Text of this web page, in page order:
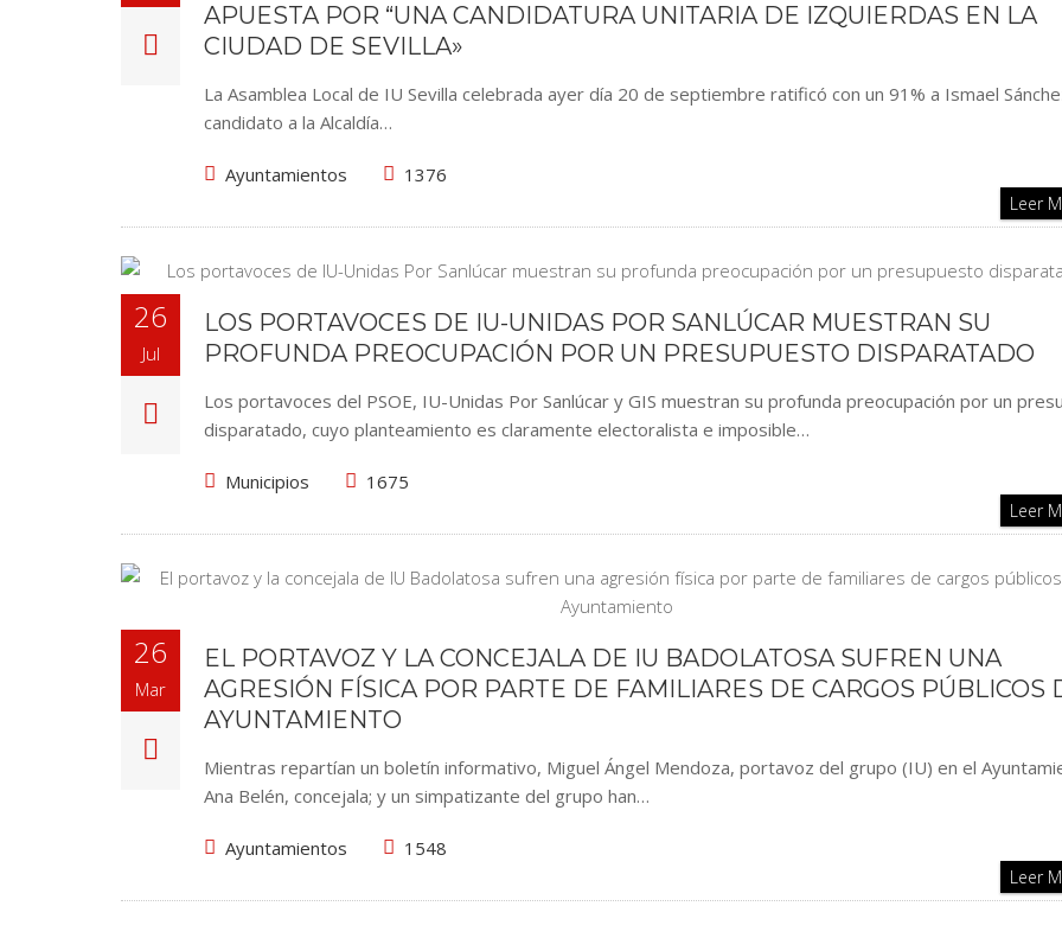
APUESTA POR “UNA CANDIDATURA UNITARIA DE IZQUIERDAS EN LA
CIUDAD DE SEVILLA»
La Asamblea Local de IU Sevilla celebrada ayer día 20 de septiembre ratificó con un 91% a Ismael
candidato a la Alcaldía…
Ayuntamientos 1376
Leer
26
Jul
LOS PORTAVOCES DE IU-UNIDAS POR SANLÚCAR MUESTRAN SU
PROFUNDA PREOCUPACIÓN POR UN PRESUPUESTO DISPARATADO
Los portavoces del PSOE, IU-Unidas Por Sanlúcar y GIS muestran su profunda preocupación por un
disparatado, cuyo planteamiento es claramente electoralista e imposible…
Municipios 1675
Leer
26
Mar
EL PORTAVOZ Y LA CONCEJALA DE IU BADOLATOSA SUFREN UNA
AGRESIÓN FÍSICA POR PARTE DE FAMILIARES DE CARGOS PÚBLICOS
AYUNTAMIENTO
Mientras repartían un boletín informativo, Miguel Ángel Mendoza, portavoz del grupo (IU) en el
Ana Belén, concejala; y un simpatizante del grupo han…
Ayuntamientos 1548
Leer